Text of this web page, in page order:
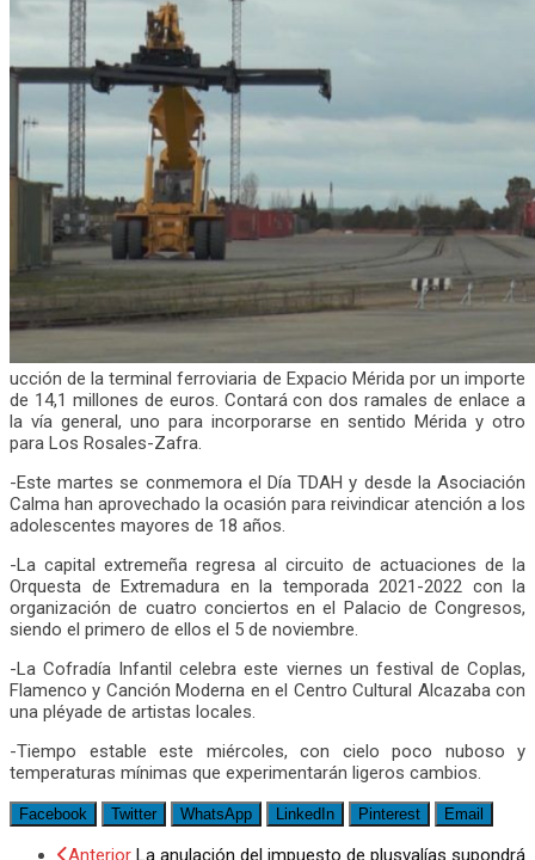
ucción de la terminal ferroviaria de Expacio Mérida por un importe
de 14,1 millones de euros. Contará con dos ramales de enlace a
la vía general, uno para incorporarse en sentido Mérida y otro
para Los Rosales-Zafra.
-Este martes se conmemora el Día TDAH y desde la Asociación
Calma han aprovechado la ocasión para reivindicar atención a los
adolescentes mayores de 18 años.
-La capital extremeña regresa al circuito de actuaciones de la
Orquesta de Extremadura en la temporada 2021-2022 con la
organización de cuatro conciertos en el Palacio de Congresos,
siendo el primero de ellos el 5 de noviembre.
-La Cofradía Infantil celebra este viernes un festival de Coplas,
Flamenco y Canción Moderna en el Centro Cultural Alcazaba con
una pléyade de artistas locales.
-Tiempo estable este miércoles, con cielo poco nuboso y
temperaturas mínimas que experimentarán ligeros cambios.
Facebook Twitter WhatsApp LinkedIn Pinterest Email
Anterior La anulación del impuesto de plusvalías supondrá